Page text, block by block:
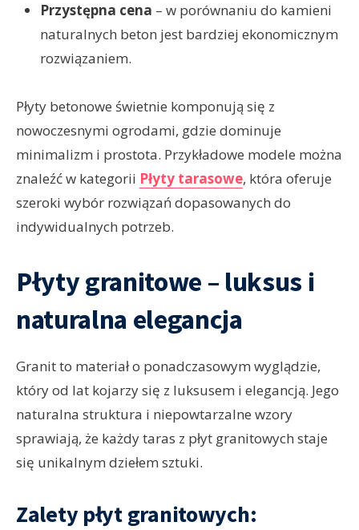
Przystępna cena – w porównaniu do kamieni
naturalnych beton jest bardziej ekonomicznym
rozwiązaniem.
Płyty betonowe świetnie komponują się z
nowoczesnymi ogrodami, gdzie dominuje
minimalizm i prostota. Przykładowe modele można
znaleźć w kategorii Płyty tarasowe, która oferuje
szeroki wybór rozwiązań dopasowanych do
indywidualnych potrzeb.
Płyty granitowe – luksus i
naturalna elegancja
Granit to materiał o ponadczasowym wyglądzie,
który od lat kojarzy się z luksusem i elegancją. Jego
naturalna struktura i niepowtarzalne wzory
sprawiają, że każdy taras z płyt granitowych staje
się unikalnym dziełem sztuki.
Zalety płyt granitowych: